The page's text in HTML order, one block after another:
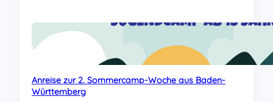
Anreise zur 2. Sommercamp-Woche aus Baden-
Württemberg